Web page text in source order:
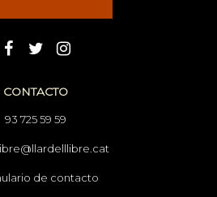
CONTACTO
93 725 59 59
de contacto